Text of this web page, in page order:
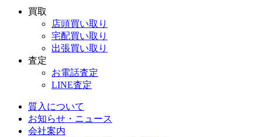
買取
店頭買い取り
宅配買い取り
出張買い取り
査定
お電話査定
LINE査定
質入について
お知らせ・ニュース
会社案内